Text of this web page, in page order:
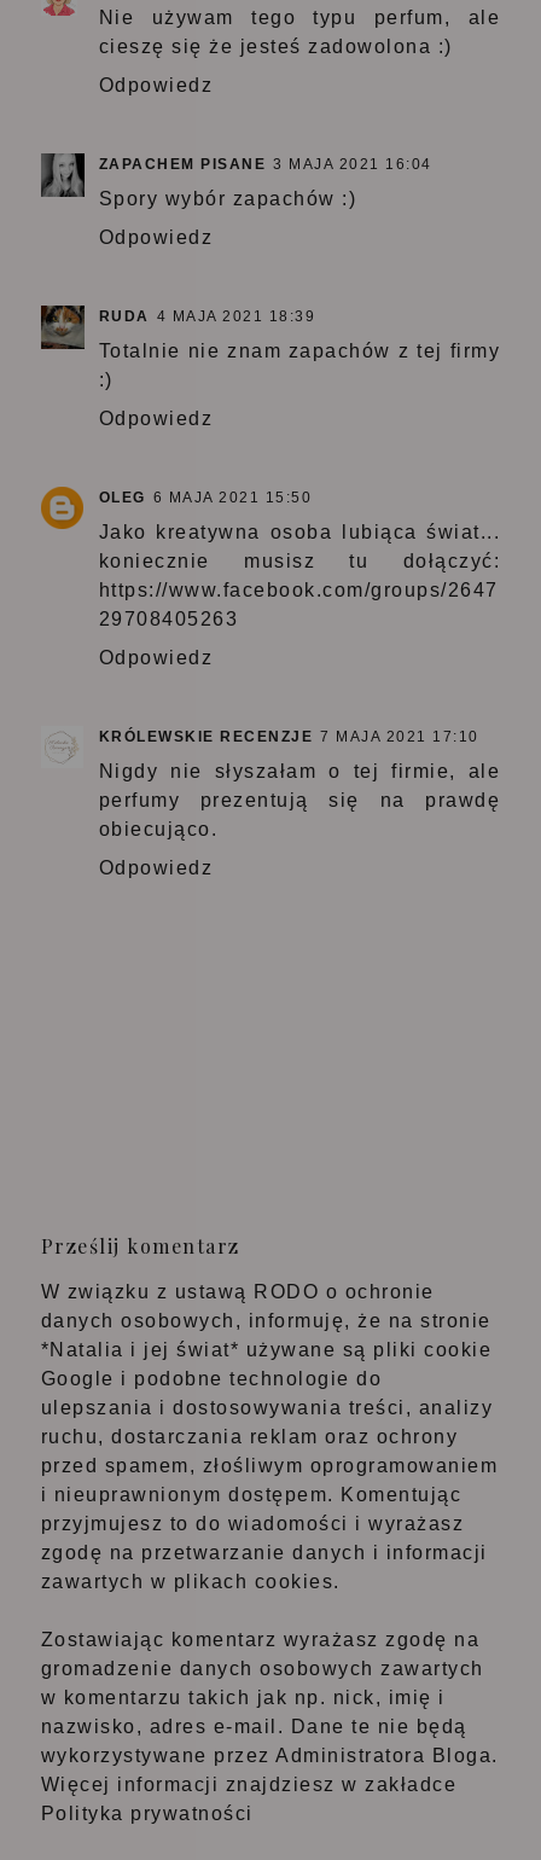
Nie używam tego typu perfum, ale
cieszę się że jesteś zadowolona :)
Odpowiedz
ZAPACHEM PISANE 3 MAJA 2021 16:04
Spory wybór zapachów :)
Odpowiedz
RUDA 4 MAJA 2021 18:39
Totalnie nie znam zapachów z tej firmy
:)
Odpowiedz
OLEG 6 MAJA 2021 15:50
Jako kreatywna osoba lubiąca świat...
koniecznie musisz tu dołączyć:
https://www.facebook.com/groups/2647
29708405263
Odpowiedz
KRÓLEWSKIE RECENZJE 7 MAJA 2021 17:10
Nigdy nie słyszałam o tej firmie, ale
perfumy prezentują się na prawdę
obiecująco.
Odpowiedz
Prześlij komentarz
W związku z ustawą RODO o ochronie
danych osobowych, informuję, że na stronie
*Natalia i jej świat* używane są pliki cookie
Google i podobne technologie do
ulepszania i dostosowywania treści, analizy
ruchu, dostarczania reklam oraz ochrony
przed spamem, złośliwym oprogramowaniem
i nieuprawnionym dostępem. Komentując
przyjmujesz to do wiadomości i wyrażasz
zgodę na przetwarzanie danych i informacji
zawartych w plikach cookies.
Zostawiając komentarz wyrażasz zgodę na
gromadzenie danych osobowych zawartych
w komentarzu takich jak np. nick, imię i
nazwisko, adres e-mail. Dane te nie będą
wykorzystywane przez Administratora Bloga.
Więcej informacji znajdziesz w zakładce
Polityka prywatności